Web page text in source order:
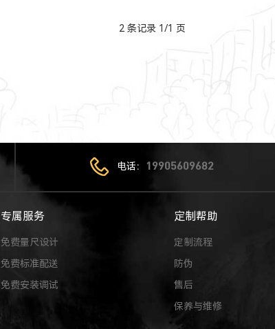
2 条记录 1/1 页
电话： 19905609682
专属服务
免费量尺设计
免费标准配送
免费安装调试
定制帮助
定制流程
防伪
售后
保养与维修